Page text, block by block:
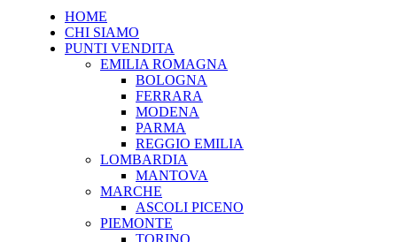
HOME
CHI SIAMO
PUNTI VENDITA
EMILIA ROMAGNA
BOLOGNA
FERRARA
MODENA
PARMA
REGGIO EMILIA
LOMBARDIA
MANTOVA
MARCHE
ASCOLI PICENO
PIEMONTE
TORINO